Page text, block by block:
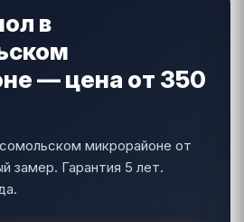
в
— цена от 350
микрорайоне от
замер. Гарантия 5 лет.